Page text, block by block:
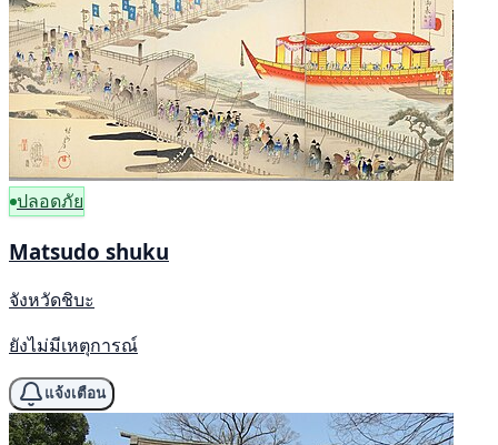
ปลอดภัย
Matsudo shuku
จังหวัดชิบะ
ยังไม่มีเหตุการณ์
แจ้งเตือน